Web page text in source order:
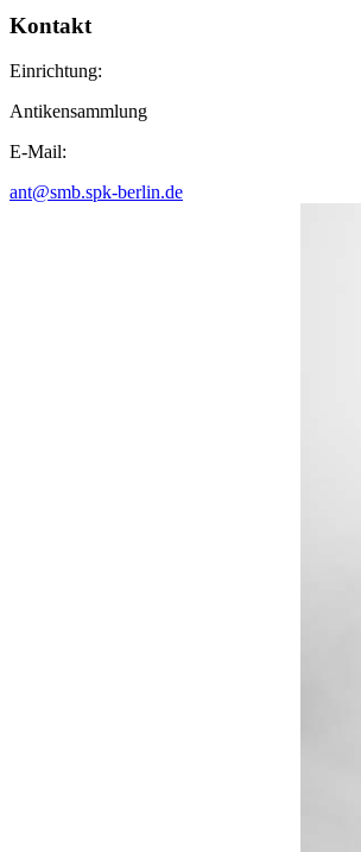
Kontakt
Einrichtung:
Antikensammlung
E-Mail:
ant@smb.spk-berlin.de